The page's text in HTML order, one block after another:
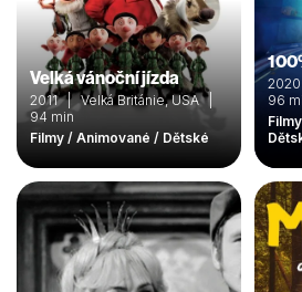
Velká vánoční jízda
2011 | Velká Británie, USA |
94 min
Filmy / Animované / Dětské
96